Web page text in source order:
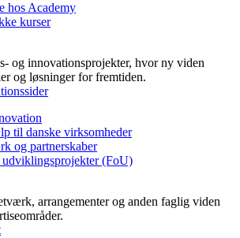
hos Academy
kurser
og innovationsprojekter, hvor ny viden
og løsninger for fremtiden.
til danske virksomheder
og partnerskaber
udviklingsprojekter (FoU)
arrangementer og anden faglig viden